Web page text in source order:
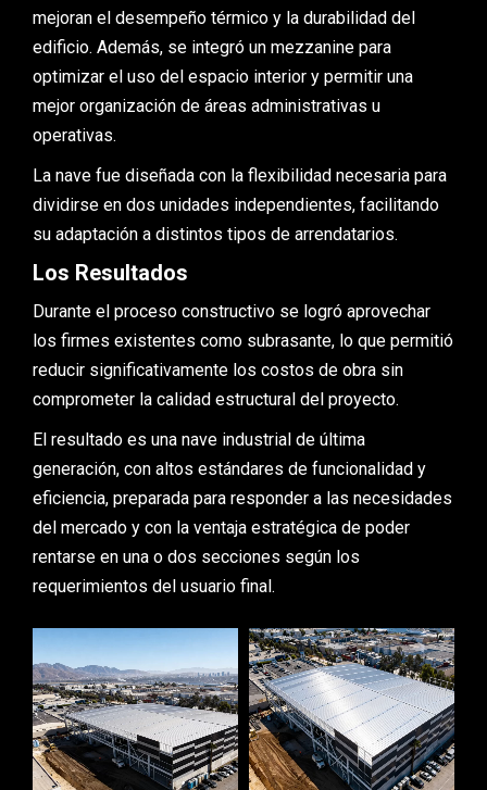
mejoran el desempeño térmico y la durabilidad del
edificio. Además, se integró un mezzanine para
optimizar el uso del espacio interior y permitir una
mejor organización de áreas administrativas u
operativas.
La nave fue diseñada con la flexibilidad necesaria para
dividirse en dos unidades independientes, facilitando
su adaptación a distintos tipos de arrendatarios.
Los Resultados
Durante el proceso constructivo se logró aprovechar
los firmes existentes como subrasante, lo que permitió
reducir significativamente los costos de obra sin
comprometer la calidad estructural del proyecto.
El resultado es una nave industrial de última
generación, con altos estándares de funcionalidad y
eficiencia, preparada para responder a las necesidades
del mercado y con la ventaja estratégica de poder
rentarse en una o dos secciones según los
requerimientos del usuario final.